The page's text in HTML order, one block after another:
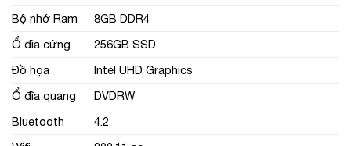
Bộ nhớ Ram
8GB DDR4
Ổ đĩa cứng
256GB SSD
Đồ họa
Intel UHD Graphics
Ổ đĩa quang
DVDRW
Bluetooth
4.2